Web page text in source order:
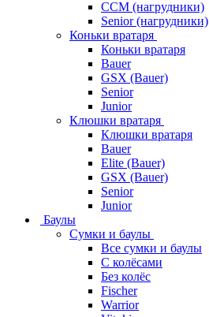
CCM (нагрудники)
Senior (нагрудники)
Коньки вратаря
Коньки вратаря
Bauer
GSX (Bauer)
Senior
Junior
Клюшки вратаря
Клюшки вратаря
Bauer
Elite (Bauer)
GSX (Bauer)
Senior
Junior
Баулы
Сумки и баулы
Все сумки и баулы
С колёсами
Без колёс
Fischer
Warrior